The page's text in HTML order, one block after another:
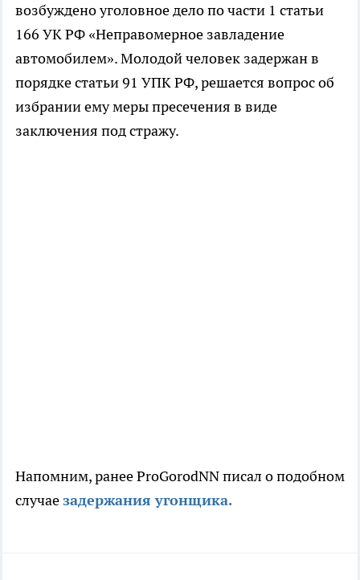
возбуждено уголовное дело по части 1 статьи
166 УК РФ «Неправомерное завладение
автомобилем». Молодой человек задержан в
порядке статьи 91 УПК РФ, решается вопрос об
избрании ему меры пресечения в виде
заключения под стражу.
Напомним, ранее ProGorodNN писал о подобном
случаезадержания угонщика.